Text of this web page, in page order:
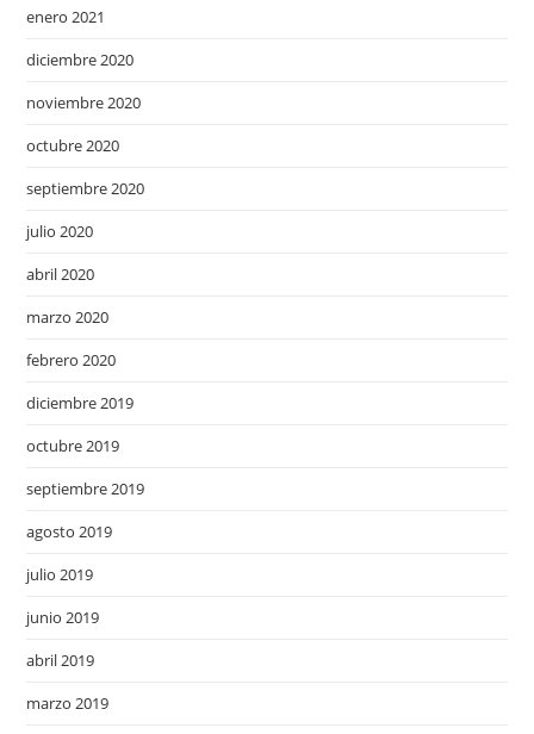
enero 2021
diciembre 2020
noviembre 2020
octubre 2020
septiembre 2020
julio 2020
abril 2020
marzo 2020
febrero 2020
diciembre 2019
octubre 2019
septiembre 2019
agosto 2019
julio 2019
junio 2019
abril 2019
marzo 2019